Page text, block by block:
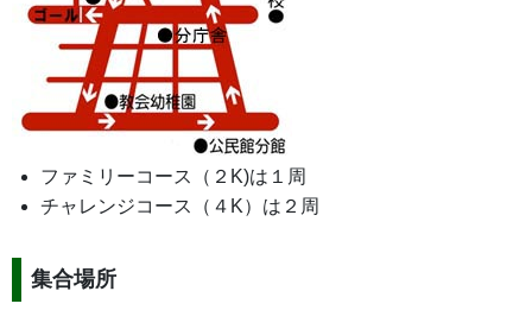
ファミリーコース（２K)は１周
チャレンジコース（４K）は２周
集合場所